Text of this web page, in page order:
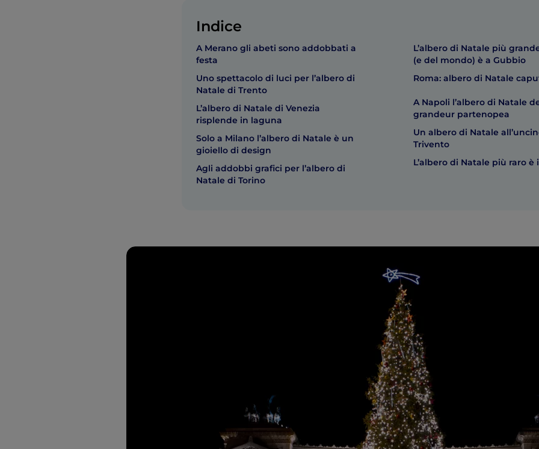
Indice
A Merano gli abeti sono addobbati a
festa
Uno spettacolo di luci per l’albero di
Natale di Trento
L’albero di Natale di Venezia
risplende in laguna
Solo a Milano l’albero di Natale è un
gioiello di design
Agli addobbi grafici per l’albero di
Natale di Torino
L’albero di Natale più
(e del mondo) è a Gubbio
Roma: albero di Natale
A Napoli l’albero di Natale
grandeur partenopea
Un albero di Natale
Trivento
L’albero di Natale più raro è